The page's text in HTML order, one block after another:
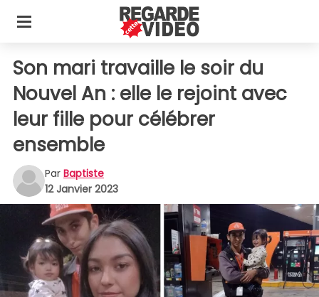
Son mari travaille le soir du
Nouvel An : elle le rejoint avec
leur fille pour célébrer
ensemble
Par Baptiste
12 Janvier 2023